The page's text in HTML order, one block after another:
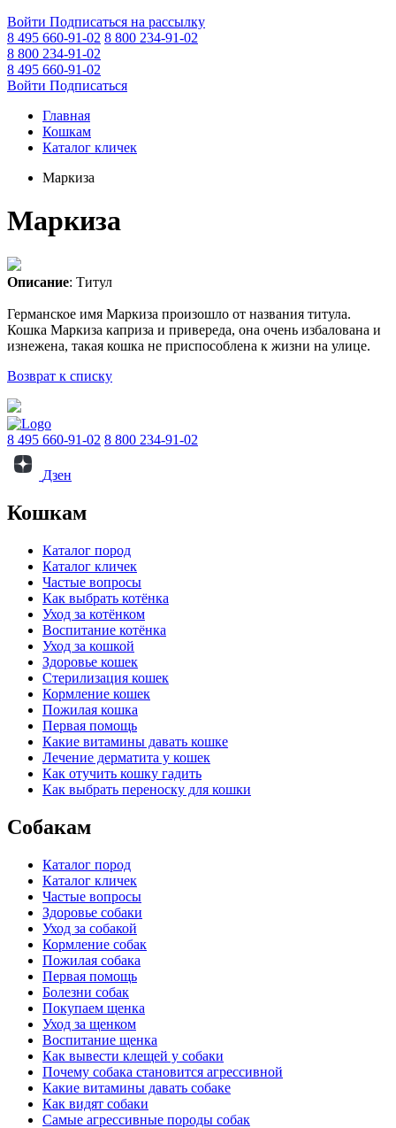
Войти Подписаться на рассылку
8 495 660-91-02 8 800 234-91-02
8 800 234-91-02
8 495 660-91-02
Войти Подписаться
Главная
Кошкам
Каталог кличек
Маркиза
Маркиза
Описание: Титул
Германское имя Маркиза произошло от названия титула.
Кошка Маркиза каприза и привереда, она очень избалована и
изнежена, такая кошка не приспособлена к жизни на улице.
Возврат к списку
8 495 660-91-02 8 800 234-91-02
Дзен
Кошкам
Каталог пород
Каталог кличек
Частые вопросы
Как выбрать котёнка
Уход за котёнком
Воспитание котёнка
Уход за кошкой
Здоровье кошек
Стерилизация кошек
Кормление кошек
Пожилая кошка
Первая помощь
Какие витамины давать кошке
Лечение дерматита у кошек
Как отучить кошку гадить
Как выбрать переноску для кошки
Собакам
Каталог пород
Каталог кличек
Частые вопросы
Здоровье собаки
Уход за собакой
Кормление собак
Пожилая собака
Первая помощь
Болезни собак
Покупаем щенка
Уход за щенком
Воспитание щенка
Как вывести клещей у собаки
Почему собака становится агрессивной
Какие витамины давать собаке
Как видят собаки
Самые агрессивные породы собак